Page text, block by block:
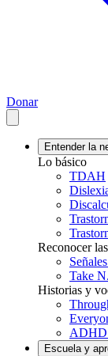
Donar
Entender la
Lo básico
TDAH
Reconocer
Take
Historias y
ADHD
Escuela y